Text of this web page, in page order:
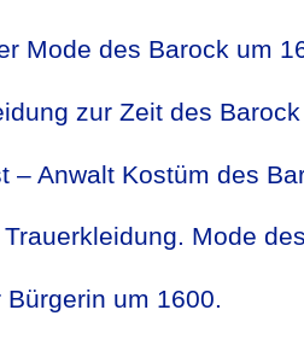
Mode des Barock um
zur Zeit des Barock
– Anwalt Kostüm des
Mode
um 1600.